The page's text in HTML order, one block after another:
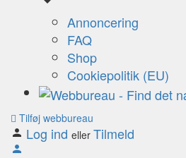
Annoncering
FAQ
Shop
Cookiepolitik (EU)
Tilføj webbureau
Log ind eller Tilmeld